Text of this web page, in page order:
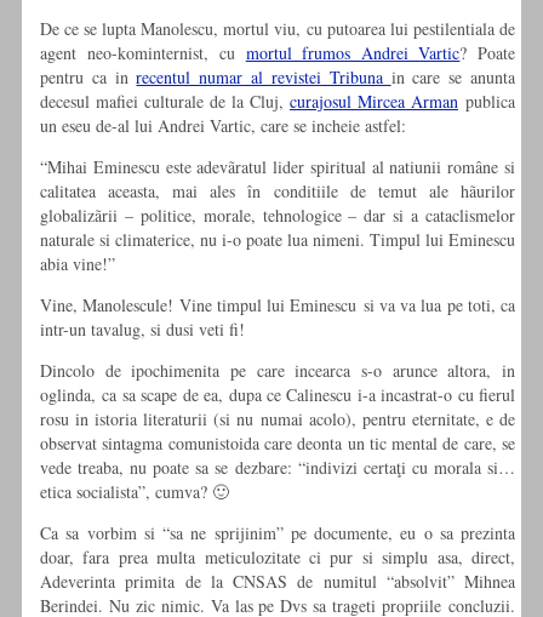
De ce se lupta Manolescu, mortul viu, cu putoarea lui pestilentiala de
agent neo-kominternist, cu mortul frumos Andrei Vartic? Poate
pentru ca inrecentul numar al revistei Tribuna in care se anunta
decesul mafiei culturale de la Cluj, curajosul Mircea Arman publica
un eseu de-al lui Andrei Vartic, care se incheie astfel:
“Mihai Eminescu este adevãratul lider spiritual al natiunii române si
calitatea aceasta, mai ales în conditiile de temut ale hãurilor
globalizãrii – politice, morale, tehnologice – dar si a cataclismelor
naturale si climaterice, nu i-o poate lua nimeni. Timpul lui Eminescu
abia vine!”
Vine, Manolescule! Vine timpul lui Eminescu si va va lua pe toti, ca
intr-un tavalug, si dusi veti fi!
Dincolo de ipochimenita pe care incearca s-o arunce altora, in
oglinda, ca sa scape de ea, dupa ce Calinescu i-a incastrat-o cu fierul
rosu in istoria literaturii (si nu numai acolo), pentru eternitate, e de
observat sintagma comunistoida care deonta un tic mental de care, se
vede treaba, nu poate sa se dezbare: “indivizi certaţi cu morala si…
etica socialista”, cumva? 🙂
Ca sa vorbim si “sa ne sprijinim” pe documente, eu o sa prezinta
doar, fara prea multa meticulozitate ci pur si simplu asa, direct,
Adeverinta primita de la CNSAS de numitul “absolvit” Mihnea
Berindei. Nu zic nimic. Va las pe Dvs sa trageti propriile concluzii.